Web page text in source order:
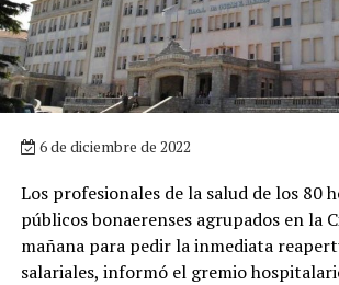
6 de diciembre de 2022
Los profesionales de la salud de los 80
públicos bonaerenses agrupados en la
mañana para pedir la inmediata
salariales, informó el gremio